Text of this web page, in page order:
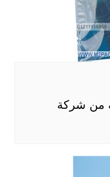
من شركة